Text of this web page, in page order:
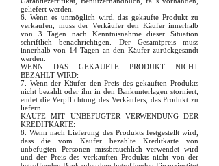
geliefert werden.
6. Wenn es unmöglich wird, das gekaufte Produkt zu
verkaufen, muss der Verkäufer den Käufer innerhalb
von 3 Tagen nach Kenntnisnahme dieser Situation
schriftlich benachrichtigen. Der Gesamtpreis muss
innerhalb von 14 Tagen an den Käufer zurückgesandt
werden.
WENN DAS GEKAUFTE PRODUKT NICHT
BEZAHLT WIRD:
7. Wenn der Käufer den Preis des gekauften Produkts
nicht bezahlt oder ihn in den Bankunterlagen storniert,
endet die Verpflichtung des Verkäufers, das Produkt zu
liefern.
KÄUFE MIT UNBEFUGTER VERWENDUNG DER
KREDITKARTE:
8. Wenn nach Lieferung des Produkts festgestellt wird,
dass die vom Käufer bezahlte Kreditkarte von
unbefugten Personen missbräuchlich verwendet wird
und der Preis des verkauften Produkts nicht von der